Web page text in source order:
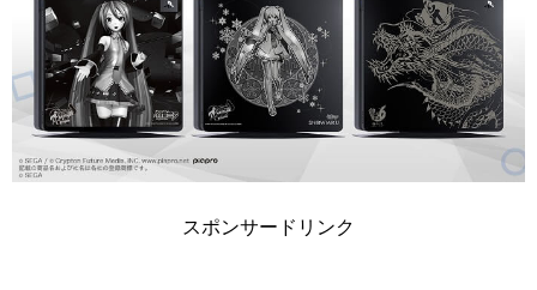
スポンサードリンク